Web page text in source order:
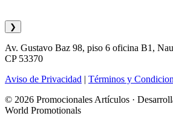
❯
Av. Gustavo Baz 98, piso 6 oficina B1,
CP 53370
Aviso de Privacidad | Términos y
© 2026 Promocionales Artículos ·
World Promotionals